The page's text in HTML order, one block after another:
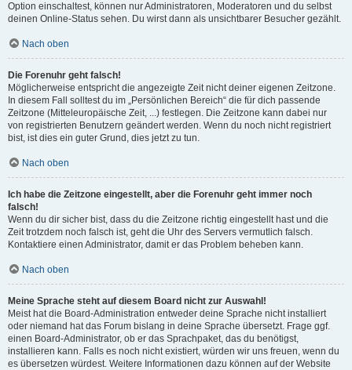
Option einschaltest, können nur Administratoren, Moderatoren und du selbst
deinen Online-Status sehen. Du wirst dann als unsichtbarer Besucher gezählt.
Nach oben
Die Forenuhr geht falsch!
Möglicherweise entspricht die angezeigte Zeit nicht deiner eigenen Zeitzone.
In diesem Fall solltest du im „Persönlichen Bereich“ die für dich passende
Zeitzone (Mitteleuropäische Zeit, ...) festlegen. Die Zeitzone kann dabei nur
von registrierten Benutzern geändert werden. Wenn du noch nicht registriert
bist, ist dies ein guter Grund, dies jetzt zu tun.
Nach oben
Ich habe die Zeitzone eingestellt, aber die Forenuhr geht immer noch
falsch!
Wenn du dir sicher bist, dass du die Zeitzone richtig eingestellt hast und die
Zeit trotzdem noch falsch ist, geht die Uhr des Servers vermutlich falsch.
Kontaktiere einen Administrator, damit er das Problem beheben kann.
Nach oben
Meine Sprache steht auf diesem Board nicht zur Auswahl!
Meist hat die Board-Administration entweder deine Sprache nicht installiert
oder niemand hat das Forum bislang in deine Sprache übersetzt. Frage ggf.
einen Board-Administrator, ob er das Sprachpaket, das du benötigst,
installieren kann. Falls es noch nicht existiert, würden wir uns freuen, wenn du
es übersetzen würdest. Weitere Informationen dazu können auf der Website